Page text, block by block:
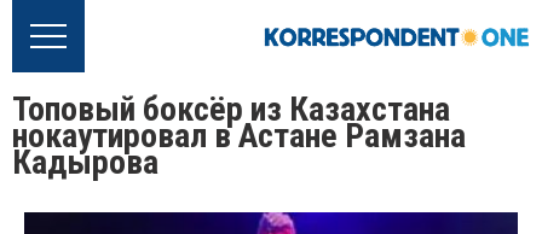
Топовый боксёр из Казахстана
нокаутировал в Астане Рамзана
Кадырова